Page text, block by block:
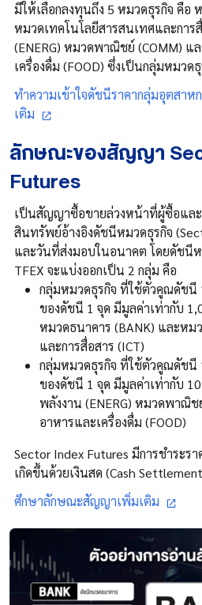
มีให้เลือกลงทุนถึง 5 หมวดธุรกิจ คือ
หมวดเทคโนโลยีสารสนเทศและการ
(ENERG) หมวดพาณิชย์ (COMM)
เครื่องดื่ม (FOOD) ซึ่งเป็นกลุ่มหมวด
ทำความเข้าใจดัชนีราคากลุ่มอุตสาห
เติม
ลักษณะของสัญญา
Futures
เป็นสัญญาซื้อขายล่วงหน้าที่ผู้ซื้อและ
สินทรัพย์อ้างอิงดัชนีหมวดธุรกิจ
และวันที่ส่งมอบในอนาคต โดยดัชนี
TFEX จะแบ่งออกเป็น 2 กลุ่ม คือ
กลุ่มหมวดธุรกิจ ที่ใช้ตัวคูณดัชนี
ของดัชนี 1 จุด มีมูลค่าเท่ากับ
หมวดธนาคาร (BANK) และหม
และการสื่อสาร (ICT)
กลุ่มหมวดธุรกิจ ที่ใช้ตัวคูณดัชนี
ของดัชนี 1 จุด มีมูลค่าเท่ากับ
พลังงาน (ENERG) หมวดพาณิ
อาหารและเครื่องดื่ม (FOOD)
Sector Index Futures มีการชำระร
เกิดขึ้นด้วยเงินสด (Cash
ศึกษาลักษณะสัญญาเพิ่มเติม